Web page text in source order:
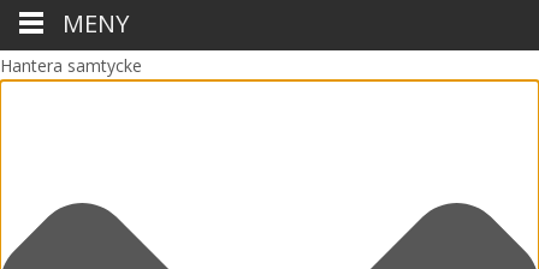
Hantera samtycke
MENY